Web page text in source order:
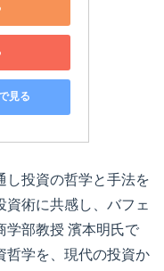
見る
し投資の哲学と手法を
術に共感し、バフェ
学部教授 濱本明氏で
哲学を、現代の投資か